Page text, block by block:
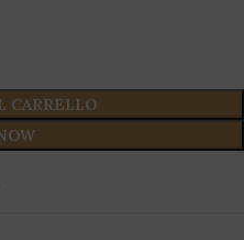
CARRELLO